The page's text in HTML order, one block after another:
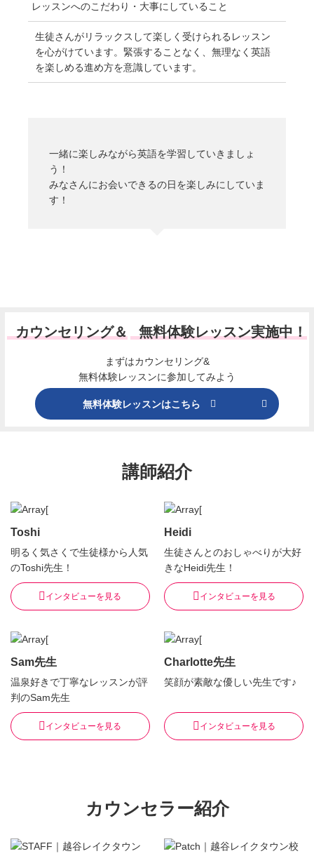
レッスンへのこだわり・ 大事にしていること
生徒さんがリラックスして楽しく受けられるレッスン
を心がけています。緊張することなく、無理なく英語
を楽しめる進め方を意識しています。
一緒に楽しみながら英語を学習していきましょ
う！
みなさんにお会いできるの日を楽しみにしていま
す！
カウンセリング＆ 無料体験レッスン実施中！
まずはカウンセリング&
無料体験レッスンに参加してみよう
無料体験レッスンはこちら
講師紹介
Toshi
明るく気さくで生徒様から人気
のToshi先生！
インタビューを見る
Heidi
生徒さんとのおしゃべりが大好
きなHeidi先生！
インタビューを見る
Sam先生
温泉好きで丁寧なレッスンが評
判のSam先生
インタビューを見る
Charlotte先生
笑顔が素敵な優しい先生です♪
インタビューを見る
カウンセラー紹介